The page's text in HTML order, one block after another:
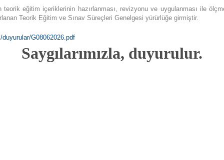
Serbest bölge (yeşil) dışında kalan tüm bölgelerde, İHA uçurmak
için uçuş izni alınması zorunludur. Uçuş izni almak isteyenlerin
teorik eğitim içeriklerinin hazırlanması, revizyonu ve uygulanması ile
Teorik Eğitim ve Sınav Süreçleri Genelgesi yürürlüğe girmiştir.
G08062026.pdf
Saygılarımızla, duyurulur.